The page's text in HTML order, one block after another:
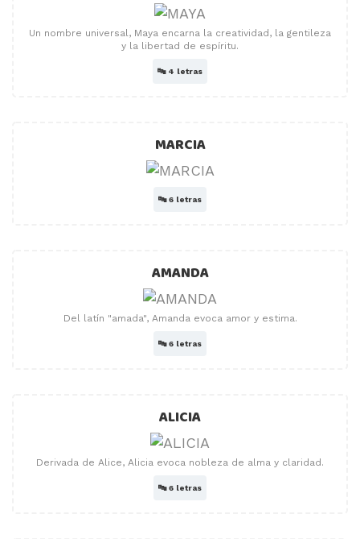
Un nombre universal, Maya encarna la creatividad, la gentileza
y la libertad de espíritu.
🔤 4 letras
MARCIA
🔤6 letras
AMANDA
Del latín "amada", Amanda evoca amor y estima.
🔤6 letras
ALICIA
Derivada de Alice, Alicia evoca nobleza de alma y claridad.
🔤6 letras